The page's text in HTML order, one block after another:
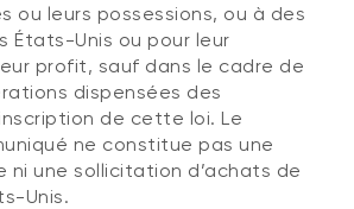
ou leurs possessions, ou à des
États-Unis ou pour leur
profit, sauf dans le cadre de
dispensées des
de cette loi. Le
ne constitue pas une
ni une sollicitation d’achats de
Unis.